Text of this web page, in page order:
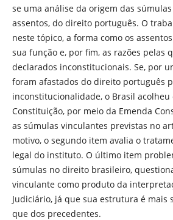
se uma análise da origem das
assentos, do direito português. O
neste tópico, a forma como os
sua função e, por fim, as razões pelas
declarados inconstitucionais. Se, por
foram afastados do direito português
inconstitucionalidade, o Brasil
Constituição, por meio da Emenda
as súmulas vinculantes previstas no
motivo, o segundo item avalia o
legal do instituto. O último item
súmulas no direito brasileiro,
vinculante como produto da
Judiciário, já que sua estrutura é mais
que dos precedentes.